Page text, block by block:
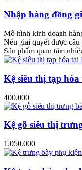
Nhập hàng đồng
Mô hình kinh doanh
Nếu giải quyết được
Sản phẩm quan tâm
Kệ siêu thị tạp
400.000
Kệ gỗ siêu thị
1.050.000